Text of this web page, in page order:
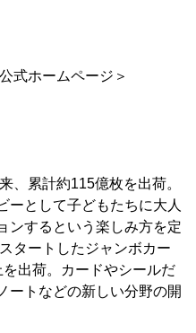
式ホームページ＞
、累計約115億枚を出荷。
ーとして子どもたちに大人
ンするという楽しみ方を定
タートしたジャンボカー
出荷。カードやシールだ
ートなどの新しい分野の開